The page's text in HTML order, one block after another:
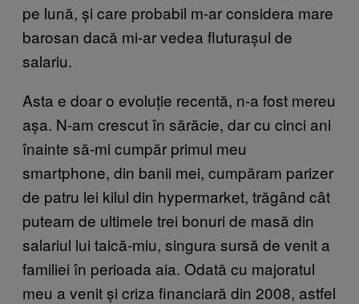
pe lună, și care probabil m-ar considera mare
barosan dacă mi-ar vedea fluturașul de
salariu.
Asta e doar o evoluție recentă, n-a fost mereu
așa. N-am crescut în sărăcie, dar cu cinci ani
înainte să-mi cumpăr primul meu
smartphone, din banii mei, cumpăram parizer
de patru lei kilul din hypermarket, trăgând cât
puteam de ultimele trei bonuri de masă din
salariul lui taică-miu, singura sursă de venit a
familiei în perioada aia. Odată cu majoratul
meu a venit și criza financiară din 2008, astfel